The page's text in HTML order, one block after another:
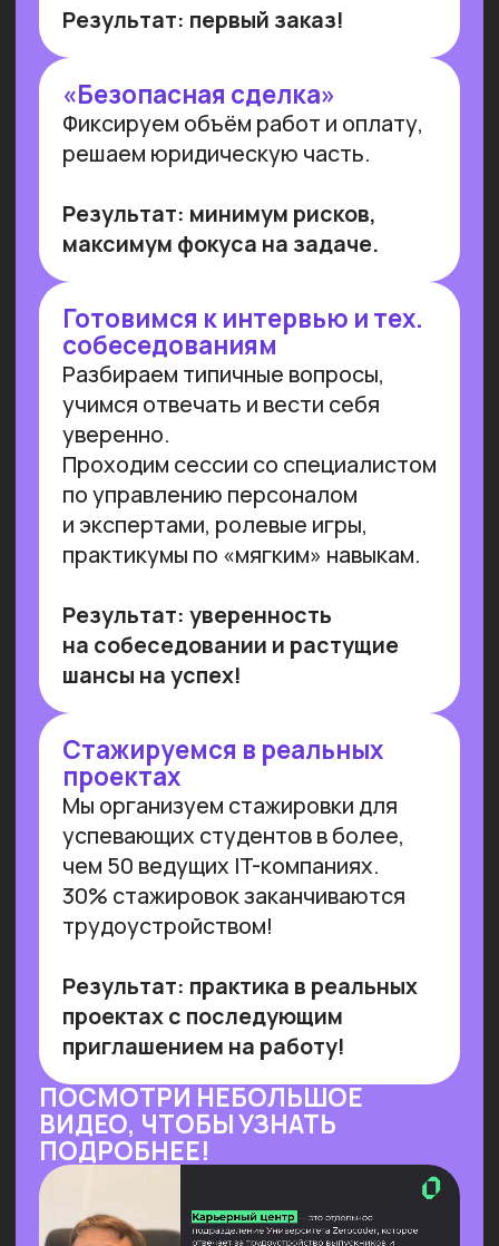
Работа с умом: каков потенциал
генеративного ИИ для роста
производительности в России
Потенциальная ежегодная экономия
от внедрения генеративного ИИ
(генИИ, GenAI) в российской экономике
может достичь 10,8 трлн рублей к 2030
не подлежит полной автоматизации
(максимальный уровень — 85%). GenAI
выступает не угрозой, а инструментом
трансформации рынка труда — при
условии его ответственного
и управляемого внедрения. Для
устойчивой реализации преимуществ
от технологии необходимы инвестиции
в переобучение кадров и создание
этической нормативной базы. Такие
выводы содержатся в исследовании
сотрудников Университета
Иннополиса, Высшей школы
менеджмента СПбГУ, МГУ
им. Ломоносова ионлайн-
университета Зерокодер.
ПРОВОДИМ ИССЛЕДОВАНИЯ
ПО ИИ СОВМЕСТНО С
ЛУЧШИМИ ВУЗАМИ СТРАНЫ
ОБУЧАЕМ БИЗНЕС